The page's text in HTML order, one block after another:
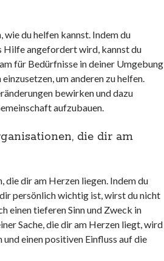
du helfen kannst. Indem du
angefordert wird, kannst du
für Bedürfnisse in deiner Umgebung
um anderen zu helfen.
bewirken und dazu
aufzubauen.
die dir am
dir am Herzen liegen. Indem du
persönlich wichtig ist, wirst du nicht
einen tieferen Sinn und Zweck in
Sache, die dir am Herzen liegt, wird
einen positiven Einfluss auf die